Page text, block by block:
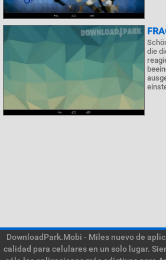
die
DownloadPark.Mobi - Miles nuevo de
calidad para celulares en un solo lugar.